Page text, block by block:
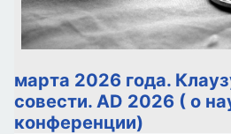
марта 2026 года.
совести. AD 2026 ( о
конференции)